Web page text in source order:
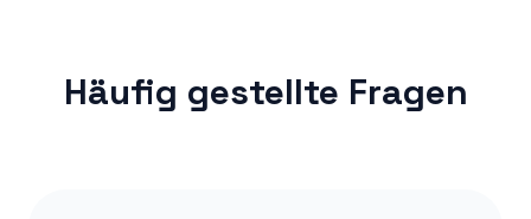
Häufig gestellte Fragen